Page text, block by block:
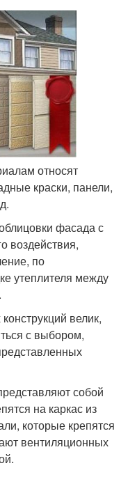
относят
краски, панели,
фасада с
воздействия,
по
утеплителя между
велик,
с выбором,
собой
на каркас из
которые крепятся
вентиляционных